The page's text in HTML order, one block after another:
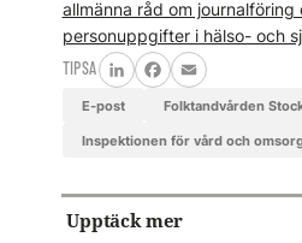
allmänna råd om
personuppgifter i hälso- och
TIPSA
LinkedInFacebook
Email
e-post Folktandvården
Inspektionen för vård och
Upptäck mer